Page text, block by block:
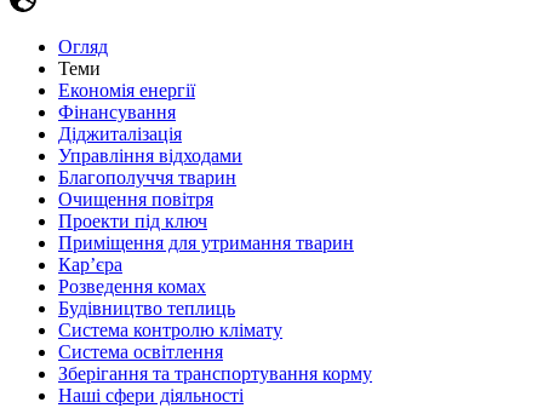
Огляд
Теми
Економія енергії
Фінансування
Діджиталізація
Управління відходами
Благополуччя тварин
Очищення повітря
Проекти під ключ
Приміщення для утримання тварин
Кар’єра
Розведення комах
Будівництво теплиць
Система контролю клімату
Система освітлення
Зберігання та транспортування корму
Наші сфери діяльності